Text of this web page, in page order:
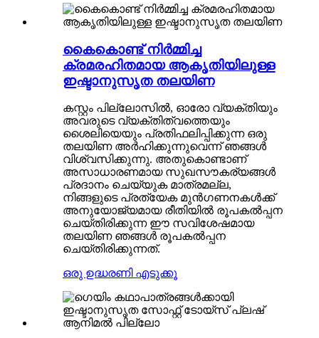
കൈകൊണ്ട് നിർമ്മിച്ച
ക്രമരഹിതമായ ആകൃതിയിലുള്ള
ഇഷ്ടാനുസൃത തലയിണ
കസ്റ്റം പില്ലോസിൽ, ഓരോ വ്യക്തിയും
അവരുടെ വ്യക്തിത്വത്തെയും
ശൈലിയെയും പ്രതിഫലിപ്പിക്കുന്ന ഒരു
തലയിണ അർഹിക്കുന്നുവെന്ന് ഞങ്ങൾ
വിശ്വസിക്കുന്നു. അതുകൊണ്ടാണ്
അസാധാരണമായ സുഖസൗകര്യങ്ങൾ
പ്രദാനം ചെയ്യുക മാത്രമല്ല,
നിങ്ങളുടെ പ്രത്യേക മുൻഗണനകൾക്ക്
അനുയോജ്യമായ രീതിയിൽ രൂപകൽപ്പന
ചെയ്തിരിക്കുന്ന ഈ സവിശേഷമായ
തലയിണ ഞങ്ങൾ രൂപകൽപ്പന
ചെയ്തിരിക്കുന്നത്.
ഒരു ഉദ്ധരണി എടുക്കൂ